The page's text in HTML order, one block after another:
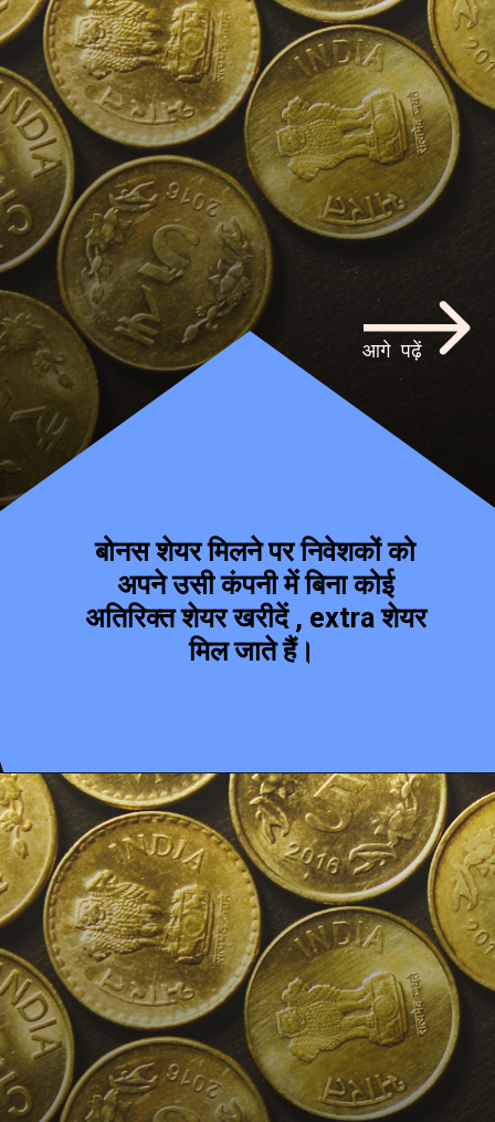
बोनस शेयर मिलने पर निवेशकों को
अपने उसी कंपनी में बिना कोई
अतिरिक्त शेयर खरीदें , extra शेयर
मिल जाते हैं।
आगे पढ़ें